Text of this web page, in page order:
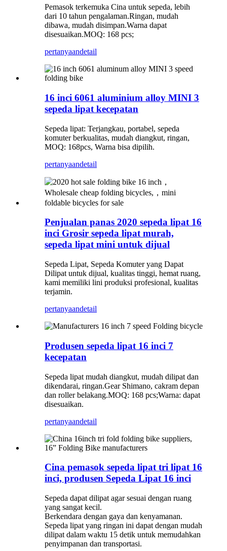
Pemasok terkemuka Cina untuk sepeda, lebih
dari 10 tahun pengalaman.Ringan, mudah
dibawa, mudah disimpan.Warna dapat
disesuaikan.MOQ: 168 pcs;
pertanyaandetail
16 inci 6061 aluminium alloy MINI 3
sepeda lipat kecepatan
Sepeda lipat: Terjangkau, portabel, sepeda
komuter berkualitas, mudah diangkut, ringan,
MOQ: 168pcs, Warna bisa dipilih.
pertanyaandetail
Penjualan panas 2020 sepeda lipat 16
inci Grosir sepeda lipat murah,
sepeda lipat mini untuk dijual
Sepeda Lipat, Sepeda Komuter yang Dapat
Dilipat untuk dijual, kualitas tinggi, hemat ruang,
kami memiliki lini produksi profesional, kualitas
terjamin.
pertanyaandetail
Produsen sepeda lipat 16 inci 7
kecepatan
Sepeda lipat mudah diangkut, mudah dilipat dan
dikendarai, ringan.Gear Shimano, cakram depan
dan roller belakang.MOQ: 168 pcs;Warna: dapat
disesuaikan.
pertanyaandetail
Cina pemasok sepeda lipat tri lipat 16
inci, produsen Sepeda Lipat 16 inci
Sepeda dapat dilipat agar sesuai dengan ruang
yang sangat kecil.
Berkendara dengan gaya dan kenyamanan.
Sepeda lipat yang ringan ini dapat dengan mudah
dilipat dalam waktu 15 detik untuk memudahkan
penyimpanan dan transportasi.